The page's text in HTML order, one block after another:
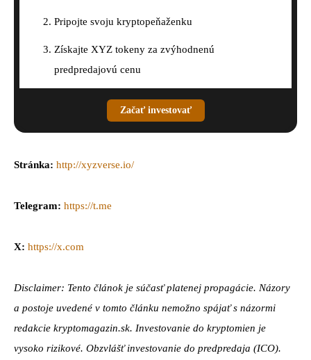
Pripojte svoju kryptopeňaženku
Získajte XYZ tokeny za zvýhodnenú
predpredajovú cenu
Staňte sa súčasťou rastúcej komunity
Začať investovať
Stránka: http://xyzverse.io/
Telegram: https://t.me
X: https://x.com
Disclaimer: Tento článok je súčasť platenej propagácie. Názory
a postoje uvedené v tomto článku nemožno spájať s názormi
redakcie kryptomagazin.sk. Investovanie do kryptomien je
vysoko rizikové. Obzvlášť investovanie do predpredaja (ICO).